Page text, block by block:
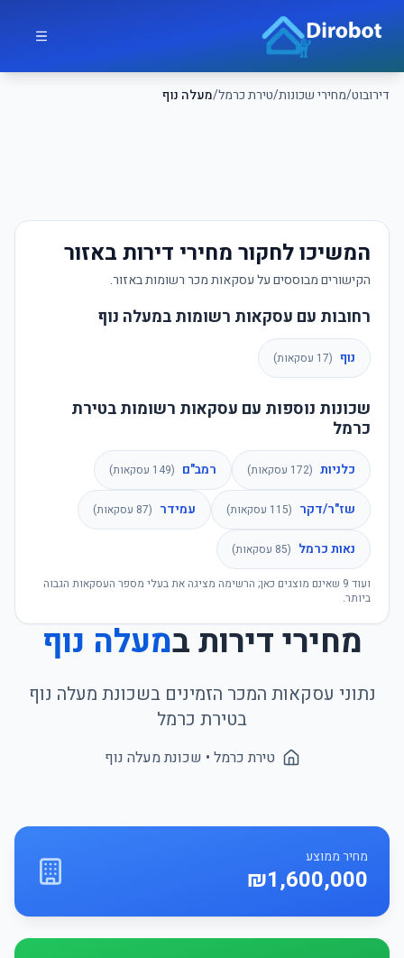
דירובוט/מחירי שכונות/טירת כרמל/מעלה נוף
דירובוט
המשיכו לחקור מחירי דירות באזור
הקישורים מבוססים על עסקאות מכר רשומות באזור.
רחובות עם עסקאות רשומות במעלה נוף
נוף (
17 עסקאות)
שכונות נוספות עם עסקאות רשומות בטירת
כרמל
כלניות (
172 עסקאות) רמב"ם (
149 עסקאות)
שז"ר/דקר (
115 עסקאות) עמידר (
87 עסקאות)
נאות כרמל (
85 עסקאות)
ועוד 9 שאינם מוצגים כאן; הרשימה מציגה את בעלי מספר העסקאות הגבוה
ביותר.
מחירי דירות במעלה נוף
נתוני עסקאות המכר הזמינים בשכונת מעלה נוף
בטירת כרמל
טירת כרמל • שכונתמעלה נוף
מחיר ממוצע
₪1,600,000